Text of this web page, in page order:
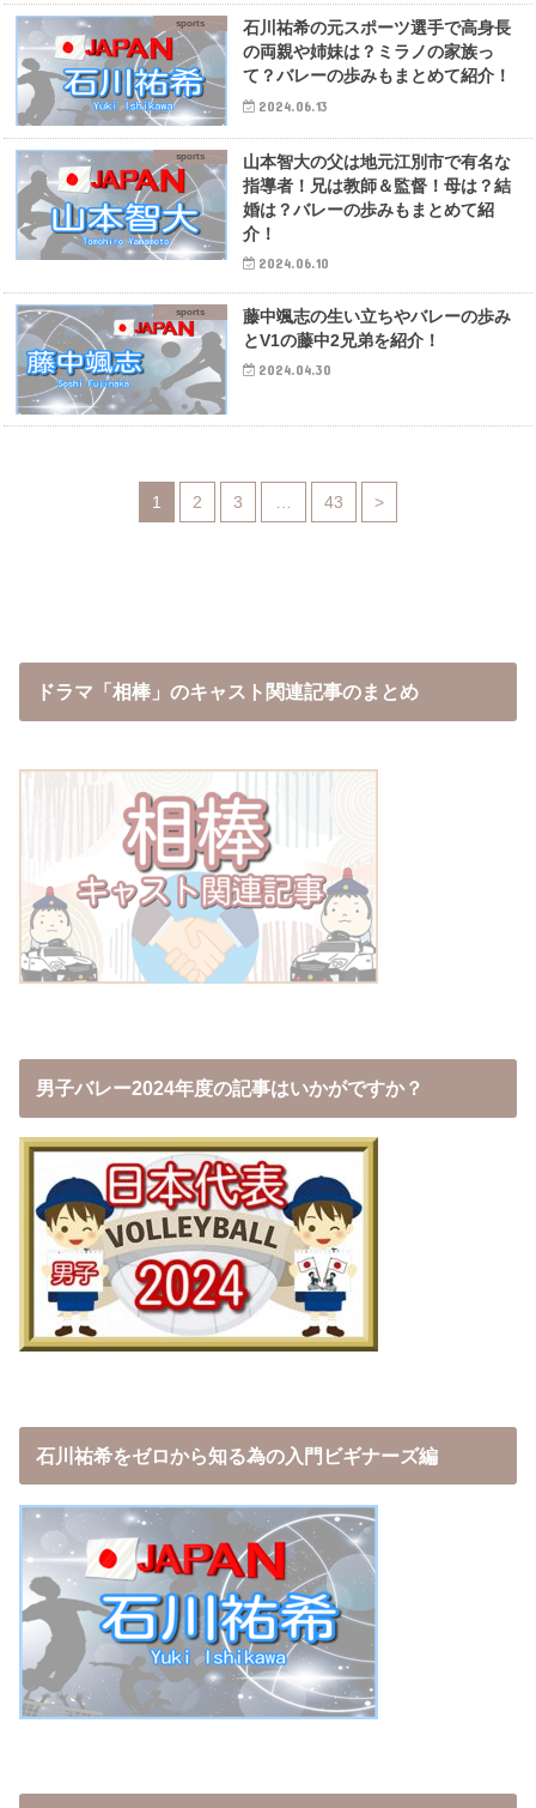
sports
石川祐希の元スポーツ選手で高身長
の両親や姉妹は？ミラノの家族っ
て？バレーの歩みもまとめて紹介！
2024.06.13
sports
山本智大の父は地元江別市で有名な
指導者！兄は教師＆監督！母は？結
婚は？バレーの歩みもまとめて紹
介！
2024.06.10
sports
藤中颯志の生い立ちやバレーの歩み
とV1の藤中2兄弟を紹介！
2024.04.30
1 2 3 43 >
ドラマ「相棒」のキャスト関連記事のまとめ
男子バレー2024年度の記事はいかがですか？
石川祐希をゼロから知る為の入門ビギナーズ編